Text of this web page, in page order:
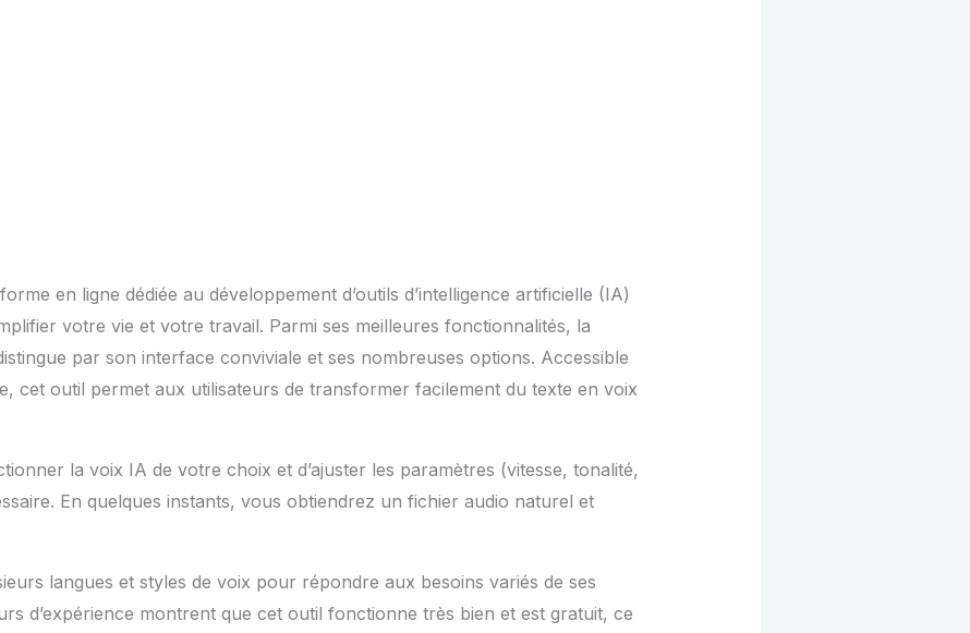
en ligne dédiée au développement d’outils d’intelligence artificielle (IA)
votre vie et votre travail. Parmi ses meilleures fonctionnalités, la
par son interface conviviale et ses nombreuses options. Accessible
cet outil permet aux utilisateurs de transformer facilement du texte en voix
la voix IA de votre choix et d’ajuster les paramètres (vitesse, tonalité,
En quelques instants, vous obtiendrez un fichier audio naturel et
langues et styles de voix pour répondre aux besoins variés de ses
d’expérience montrent que cet outil fonctionne très bien et est gratuit, ce